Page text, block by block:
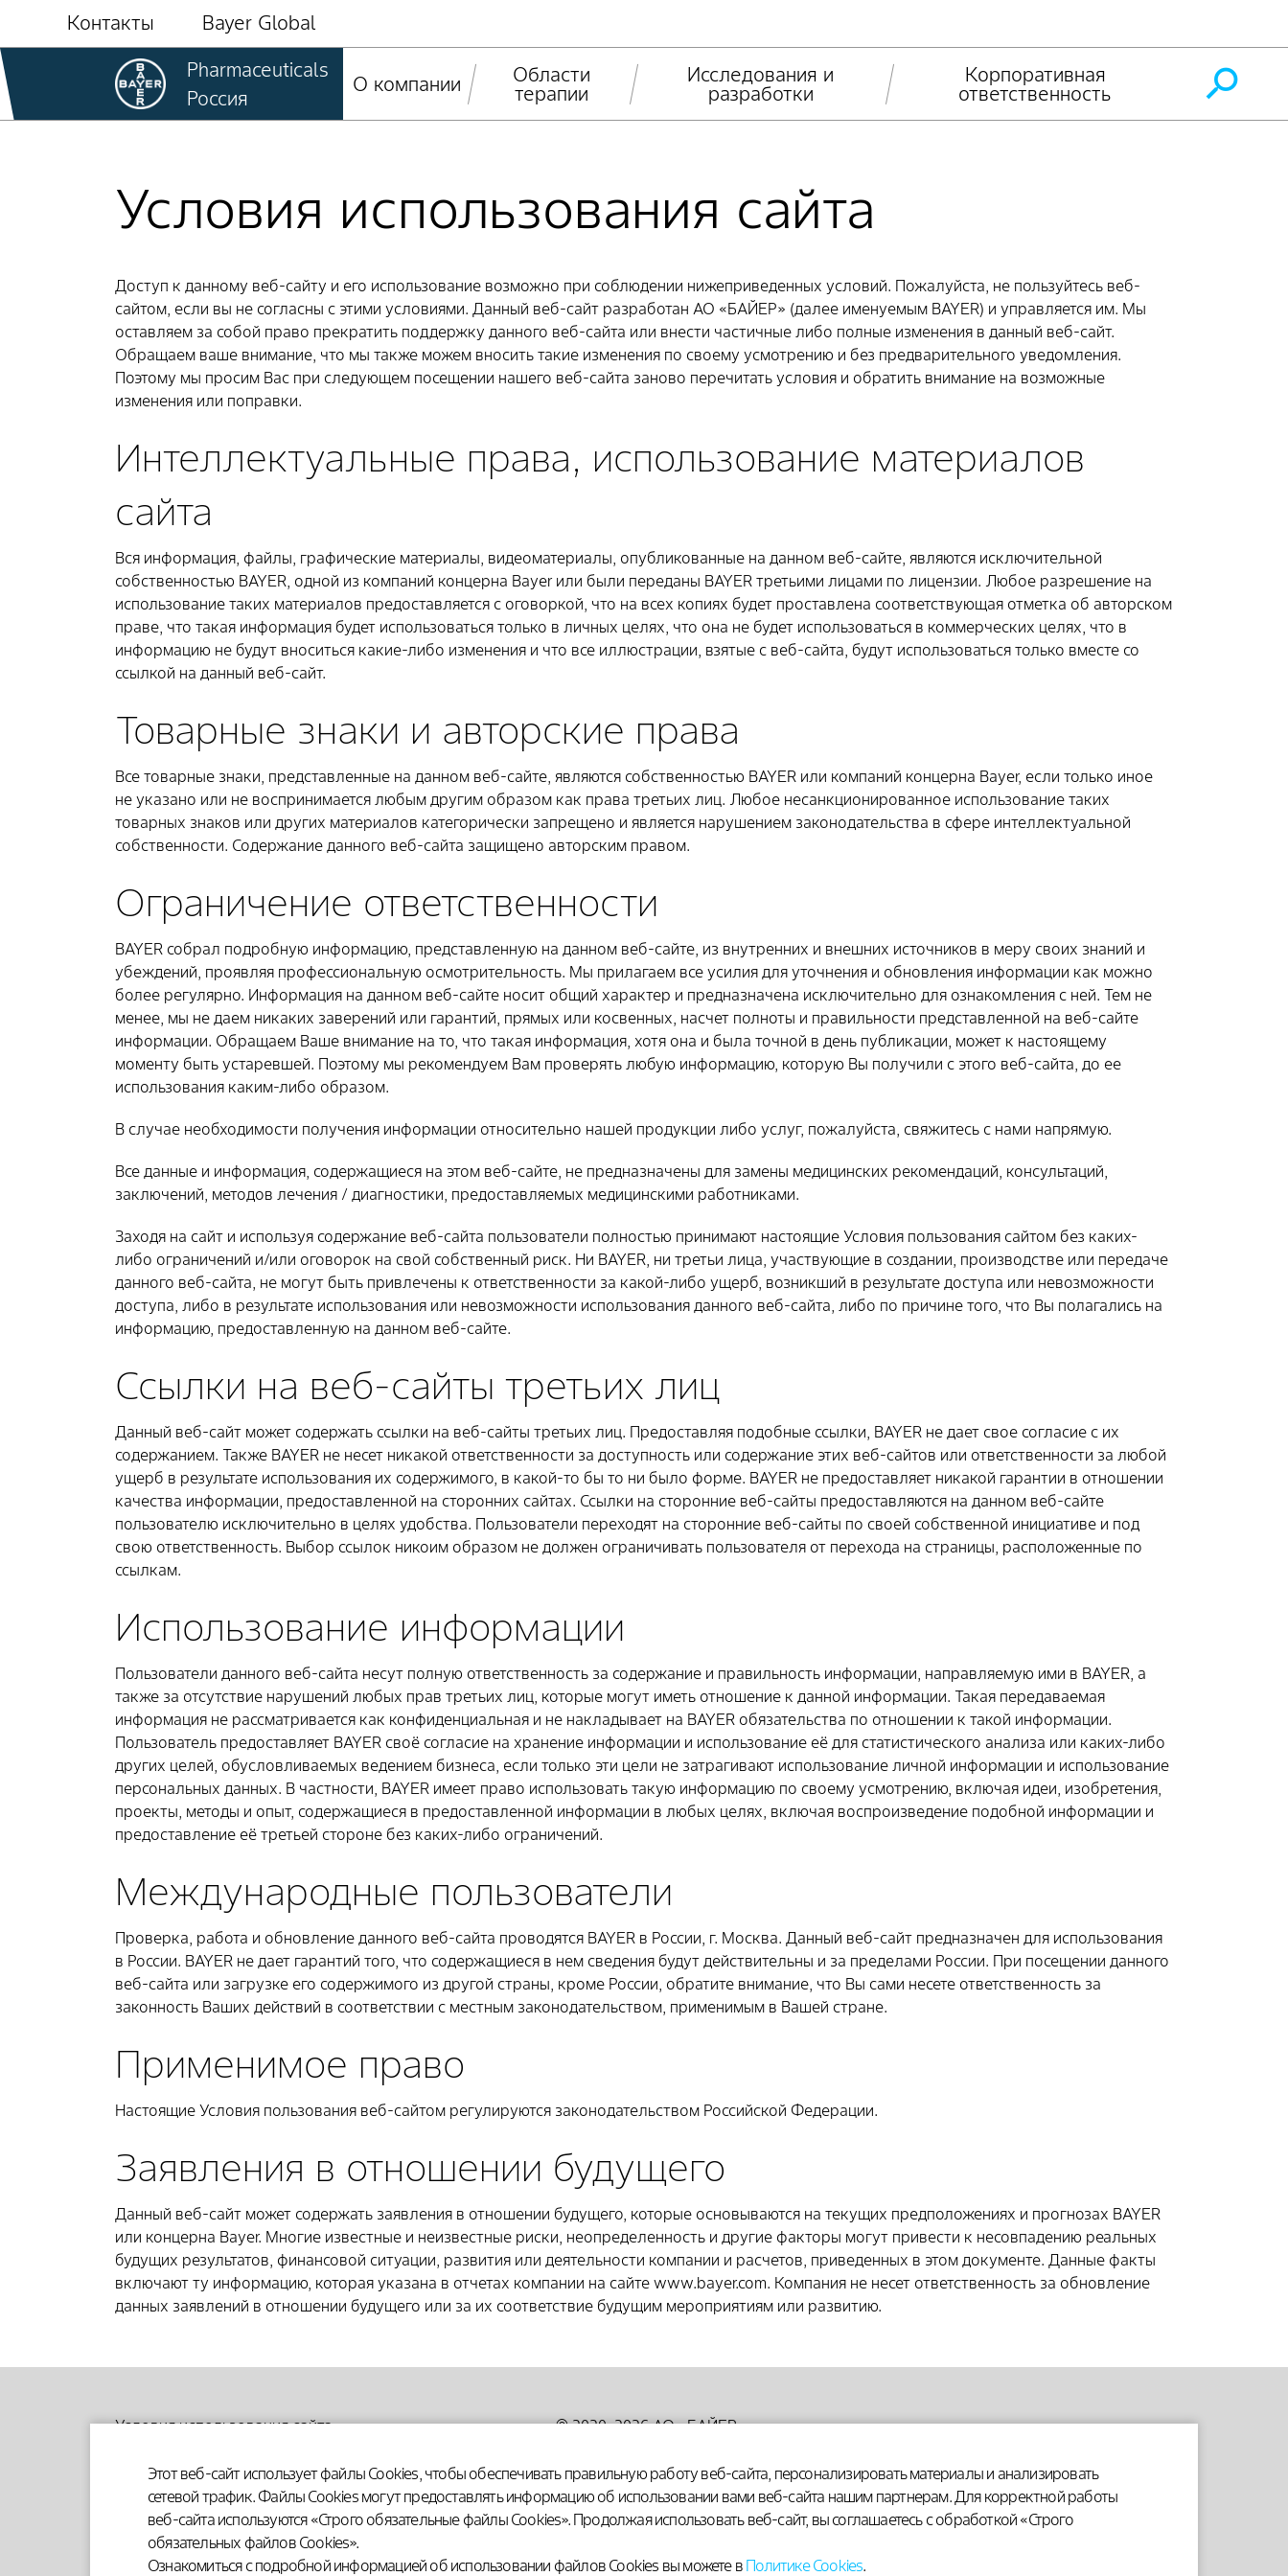
Контакты
Bayer Global
Pharmaceuticals
Россия
О компании Области
терапии
Исследования и
разработки
Корпоративная
ответственность
Условия использования сайта
Доступ к данному веб-сайту и его использование возможно при соблюдении нижеприведенных условий. Пожалуйста, не пользуйтесь веб-
сайтом, если вы не согласны с этими условиями. Данный веб-сайт разработан АО «БАЙЕР» (далее именуемым BAYER) и управляется им. Мы
оставляем за собой право прекратить поддержку данного веб-сайта или внести частичные либо полные изменения в данный веб-сайт.
Обращаем ваше внимание, что мы также можем вносить такие изменения по своему усмотрению и без предварительного уведомления.
Поэтому мы просим Вас при следующем посещении нашего веб-сайта заново перечитать условия и обратить внимание на возможные
изменения или поправки.
Интеллектуальные права, использование материалов
сайта
Вся информация, файлы, графические материалы, видеоматериалы, опубликованные на данном веб-сайте, являются исключительной
собственностью BAYER, одной из компаний концерна Bayer или были переданы BAYER третьими лицами по лицензии. Любое разрешение на
использование таких материалов предоставляется с оговоркой, что на всех копиях будет проставлена соответствующая отметка об авторском
праве, что такая информация будет использоваться только в личных целях, что она не будет использоваться в коммерческих целях, что в
информацию не будут вноситься какие-либо изменения и что все иллюстрации, взятые с веб-сайта, будут использоваться только вместе со
ссылкой на данный веб-сайт.
Товарные знаки и авторские права
Все товарные знаки, представленные на данном веб-сайте, являются собственностью BAYER или компаний концерна Bayer, если только иное
не указано или не воспринимается любым другим образом как права третьих лиц. Любое несанкционированное использование таких
товарных знаков или других материалов категорически запрещено и является нарушением законодательства в сфере интеллектуальной
собственности. Содержание данного веб-сайта защищено авторским правом.
Ограничение ответственности
BAYER собрал подробную информацию, представленную на данном веб-сайте, из внутренних и внешних источников в меру своих знаний и
убеждений, проявляя профессиональную осмотрительность. Мы прилагаем все усилия для уточнения и обновления информации как можно
более регулярно. Информация на данном веб-сайте носит общий характер и предназначена исключительно для ознакомления с ней. Тем не
менее, мы не даем никаких заверений или гарантий, прямых или косвенных, насчет полноты и правильности представленной на веб-сайте
информации. Обращаем Ваше внимание на то, что такая информация, хотя она и была точной в день публикации, может к настоящему
моменту быть устаревшей. Поэтому мы рекомендуем Вам проверять любую информацию, которую Вы получили с этого веб-сайта, до ее
использования каким-либо образом.
В случае необходимости получения информации относительно нашей продукции либо услуг, пожалуйста, свяжитесь с нами напрямую.
Все данные и информация, содержащиеся на этом веб-сайте, не предназначены для замены медицинских рекомендаций, консультаций,
заключений, методов лечения / диагностики, предоставляемых медицинскими работниками.
Заходя на сайт и используя содержание веб-сайта пользователи полностью принимают настоящие Условия пользования сайтом без каких-
либо ограничений и/или оговорок на свой собственный риск. Ни BAYER, ни третьи лица, участвующие в создании, производстве или передаче
данного веб-сайта, не могут быть привлечены к ответственности за какой-либо ущерб, возникший в результате доступа или невозможности
доступа, либо в результате использования или невозможности использования данного веб-сайта, либо по причине того, что Вы полагались на
информацию, предоставленную на данном веб-сайте.
Ссылки на веб-сайты третьих лиц
Данный веб-сайт может содержать ссылки на веб-сайты третьих лиц. Предоставляя подобные ссылки, BAYER не дает свое согласие с их
содержанием. Также BAYER не несет никакой ответственности за доступность или содержание этих веб-сайтов или ответственности за любой
ущерб в результате использования их содержимого, в какой-то бы то ни было форме. BAYER не предоставляет никакой гарантии в отношении
качества информации, предоставленной на сторонних сайтах. Ссылки на сторонние веб-сайты предоставляются на данном веб-сайте
пользователю исключительно в целях удобства. Пользователи переходят на сторонние веб-сайты по своей собственной инициативе и под
свою ответственность. Выбор ссылок никоим образом не должен ограничивать пользователя от перехода на страницы, расположенные по
ссылкам.
Использование информации
Пользователи данного веб-сайта несут полную ответственность за содержание и правильность информации, направляемую ими в BAYER, а
также за отсутствие нарушений любых прав третьих лиц, которые могут иметь отношение к данной информации. Такая передаваемая
информация не рассматривается как конфиденциальная и не накладывает на BAYER обязательства по отношении к такой информации.
Пользователь предоставляет BAYER своё согласие на хранение информации и использование её для статистического анализа или каких-либо
других целей, обусловливаемых ведением бизнеса, если только эти цели не затрагивают использование личной информации и использование
персональных данных. В частности, BAYER имеет право использовать такую информацию по своему усмотрению, включая идеи, изобретения,
проекты, методы и опыт, содержащиеся в предоставленной информации в любых целях, включая воспроизведение подобной информации и
предоставление её третьей стороне без каких-либо ограничений.
Международные пользователи
Проверка, работа и обновление данного веб-сайта проводятся BAYER в России, г. Москва. Данный веб-сайт предназначен для использования
в России. BAYER не дает гарантий того, что содержащиеся в нем сведения будут действительны и за пределами России. При посещении данного
веб-сайта или загрузке его содержимого из другой страны, кроме России, обратите внимание, что Вы сами несете ответственность за
законность Ваших действий в соответствии с местным законодательством, применимым в Вашей стране.
Применимое право
Настоящие Условия пользования веб-сайтом регулируются законодательством Российской Федерации.
Заявления в отношении будущего
Данный веб-сайт может содержать заявления в отношении будущего, которые основываются на текущих предположениях и прогнозах BAYER
или концерна Bayer. Многие известные и неизвестные риски, неопределенность и другие факторы могут привести к несовпадению реальных
будущих результатов, финансовой ситуации, развития или деятельности компании и расчетов, приведенных в этом документе. Данные факты
включают ту информацию, которая указана в отчетах компании на сайте www.bayer.com. Компания не несет ответственность за обновление
данных заявлений в отношении будущего или за их соответствие будущим мероприятиям или развитию.
Условия использования сайта
Политика Cookies
Политика обработки персональных данных
© 2020–2026 АО «БАЙЕР»
107113, Москва, 3-я Рыбинская ул., 18, стр. 2.
Телефон: +7 (495) 231-12-00.
Если Вы хотите сообщить о побочном явлении или жалобе на качество продукции,
пожалуйста, свяжитесь со специалистом здравоохранения (например, врачом или
Этот веб-сайт использует файлы Cookies, чтобы обеспечивать правильную работу веб-сайта, персонализировать материалы и анализировать
сетевой трафик. Файлы Cookies могут предоставлять информацию об использовании вами веб-сайта нашим партнерам. Для корректной работы
веб-сайта используются «Строго обязательные файлы Cookies». Продолжая использовать веб-сайт, вы соглашаетесь с обработкой «Строго
обязательных файлов Cookies».
Ознакомиться с подробной информацией об использовании файлов Cookies вы можете в Политике Cookies.